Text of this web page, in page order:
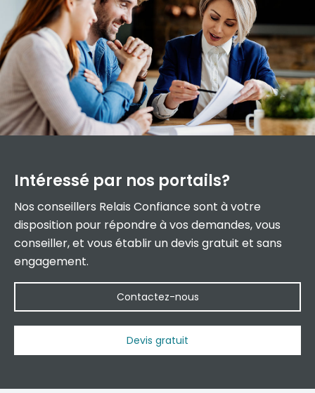
Intéressé par nos portails?
Nos conseillers Relais Confiance sont à votre
disposition pour répondre à vos demandes, vous
conseiller, et vous établir un devis gratuit et sans
engagement.
Contactez-nous
Devis gratuit